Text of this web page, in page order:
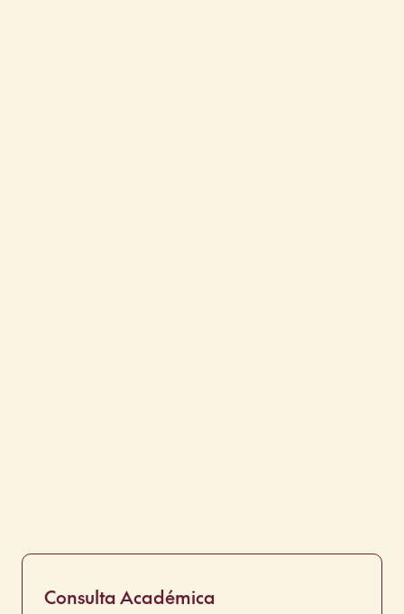
Consulta Académica